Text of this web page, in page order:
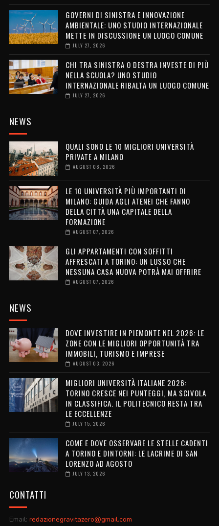
GOVERNI DI SINISTRA E INNOVAZIONE
AMBIENTALE: UNO STUDIO INTERNAZIONALE
METTE IN DISCUSSIONE UN LUOGO COMUNE
JULY 27, 2026
CHI TRA SINISTRA O DESTRA INVESTE DI PIÙ
NELLA SCUOLA? UNO STUDIO
INTERNAZIONALE RIBALTA UN LUOGO COMUNE
JULY 27, 2026
NEWS
QUALI SONO LE 10 MIGLIORI UNIVERSITÀ
PRIVATE A MILANO
AUGUST 08, 2026
LE 10 UNIVERSITÀ PIÙ IMPORTANTI DI
MILANO: GUIDA AGLI ATENEI CHE FANNO
DELLA CITTÀ UNA CAPITALE DELLA
FORMAZIONE
AUGUST 07, 2026
GLI APPARTAMENTI CON SOFFITTI
AFFRESCATI A TORINO: UN LUSSO CHE
NESSUNA CASA NUOVA POTRÀ MAI OFFRIRE
AUGUST 07, 2026
NEWS
DOVE INVESTIRE IN PIEMONTE NEL 2026: LE
ZONE CON LE MIGLIORI OPPORTUNITÀ TRA
IMMOBILI, TURISMO E IMPRESE
AUGUST 03, 2026
MIGLIORI UNIVERSITÀ ITALIANE 2026:
TORINO CRESCE NEI PUNTEGGI, MA SCIVOLA
IN CLASSIFICA. IL POLITECNICO RESTA TRA
LE ECCELLENZE
JULY 15, 2026
COME E DOVE OSSERVARE LE STELLE CADENTI
A TORINO E DINTORNI: LE LACRIME DI SAN
LORENZO AD AGOSTO
JULY 13, 2026
CONTATTI
Email: redazionegravitazero@gmail.com